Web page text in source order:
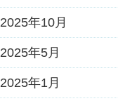
2025年10月
2025年5月
2025年1月